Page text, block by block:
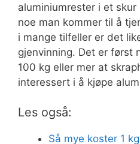
aluminiumrester i et
noe man kommer til å
i mange tilfeller er det
gjenvinning. Det er først
100 kg eller mer at
interessert i å kjøpe
Les også:
Så mye koster 1